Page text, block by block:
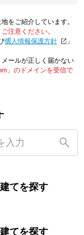
をご紹介しています。
注意ください。
「
個人情報保護方針
」
ールが正しく届かない
」のドメインを受信で
てを探す
てを探す